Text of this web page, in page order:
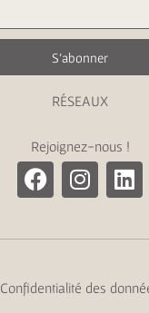
S'abonner
RÉSEAUX
Rejoignez-nous !
Confidentialité des